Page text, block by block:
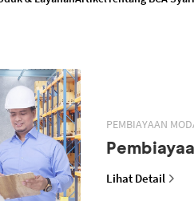
PEMBIAYAAN
Lihat Detail